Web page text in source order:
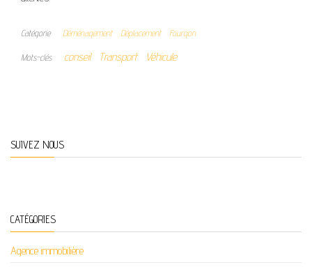
Catégorie Déménagement Déplacement Fourgon
Mots-clés conseil Transport Véhicule
SUIVEZ NOUS
CATÉGORIES
Agence immobilière